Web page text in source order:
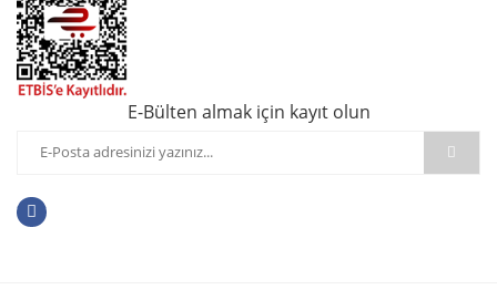
E-Bülten almak için kayıt olun